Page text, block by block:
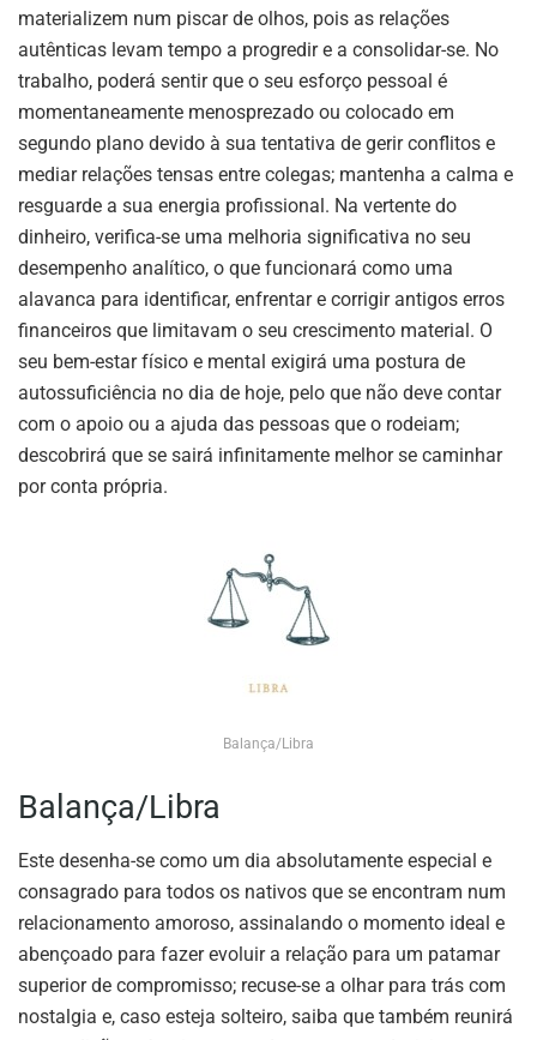
materializem num piscar de olhos, pois as relações
autênticas levam tempo a progredir e a consolidar-se. No
trabalho, poderá sentir que o seu esforço pessoal é
momentaneamente menosprezado ou colocado em
segundo plano devido à sua tentativa de gerir conflitos e
mediar relações tensas entre colegas; mantenha a calma e
resguarde a sua energia profissional. Na vertente do
dinheiro, verifica-se uma melhoria significativa no seu
desempenho analítico, o que funcionará como uma
alavanca para identificar, enfrentar e corrigir antigos erros
financeiros que limitavam o seu crescimento material. O
seu bem-estar físico e mental exigirá uma postura de
autossuficiência no dia de hoje, pelo que não deve contar
com o apoio ou a ajuda das pessoas que o rodeiam;
descobrirá que se sairá infinitamente melhor se caminhar
por conta própria.
Balança/Libra
Balança/Libra
Este desenha-se como um dia absolutamente especial e
consagrado para todos os nativos que se encontram num
relacionamento amoroso, assinalando o momento ideal e
abençoado para fazer evoluir a relação para um patamar
superior de compromisso; recuse-se a olhar para trás com
nostalgia e, caso esteja solteiro, saiba que também reunirá